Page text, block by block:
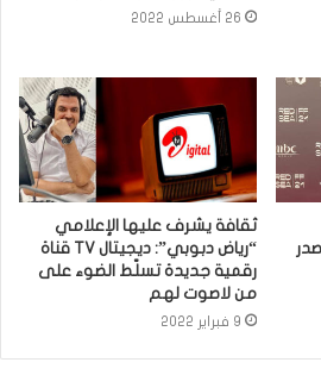
26 أغسطس 2022
ثقافة يشرف عليها الإعلامي
“رياض دبوبي”: ديجيتال TV قناة
رقمية جديدة تسلّط الضوء على
من لاصوت لهم
9 فبراير 2022